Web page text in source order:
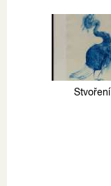
Stvoření